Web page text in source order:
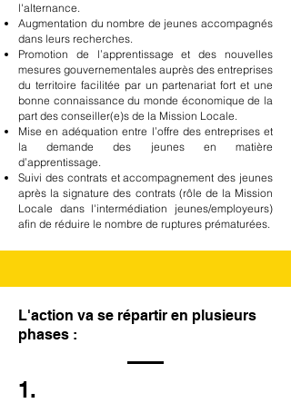
l'alternance.
Augmentation du nombre de jeunes accompagnés
dans leurs recherches.
Promotion de l’apprentissage et des nouvelles
mesures gouvernementales auprès des entreprises
du territoire facilitée par un partenariat fort et une
bonne connaissance du monde économique de la
part des conseiller(e)s de la Mission Locale.
Mise en adéquation entre l’offre des entreprises et
la demande des jeunes en matière
d’apprentissage.
Suivi des contrats et accompagnement des jeunes
après la signature des contrats (rôle de la Mission
Locale dans l'intermédiation jeunes/employeurs)
afin de réduire le nombre de ruptures prématurées.
L'action va se répartir en plusieurs
phases :
1.